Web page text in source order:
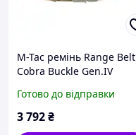
M-Tac ремінь Range Belt
Cobra Buckle Gen.IV
Готово до відправки
3 792₴